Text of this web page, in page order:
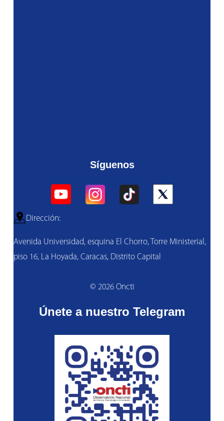
Síguenos
Dirección:
Avenida Universidad, esquina El Chorro, Torre Ministerial,
piso 16, La Hoyada, Caracas, Distrito Capital
© 2026 Oncti
Únete a nuestro Telegram